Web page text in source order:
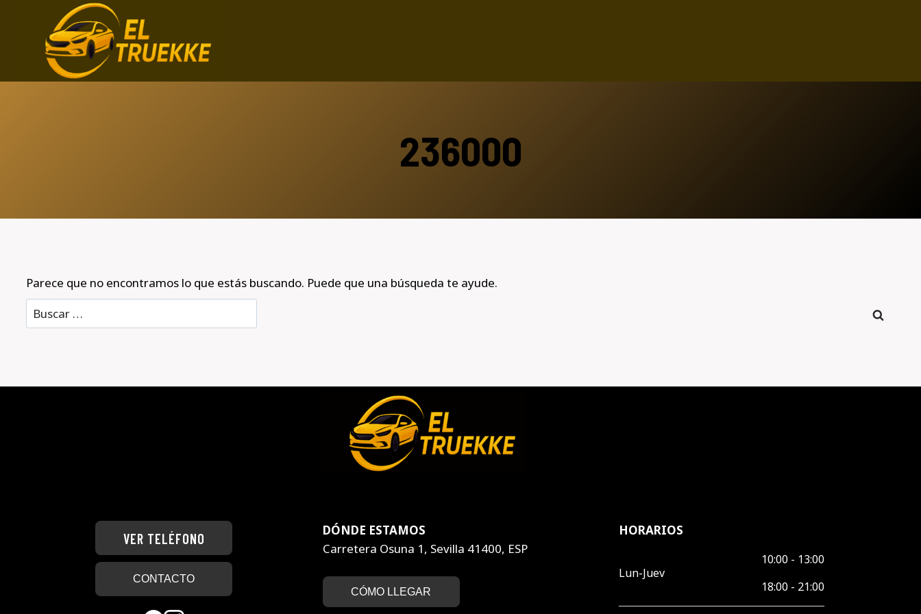
contenido
236000
Parece que no encontramos lo que estás buscando. Puede que una búsqueda te ayude.
Buscar:
VER TELÉFONO
CONTACTO
DÓNDE ESTAMOS
Carretera Osuna 1, Sevilla 41400, ESP
CÓMO LLEGAR
HORARIOS
Lun-Juev
10:00 - 13:00
18:00 - 21:00